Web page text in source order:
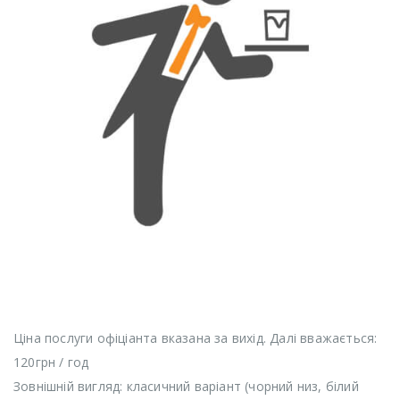
Ціна послуги офіціанта вказана за вихід. Далі вважається:
120грн / год
Зовнішній вигляд: класичний варіант (чорний низ, білий